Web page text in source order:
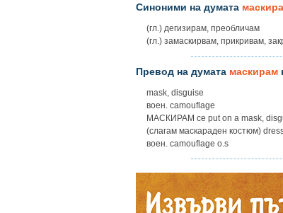
Синоними на думата
(гл.) дегизирам, преобличам
(гл.) замаскирвам, прикривам,
Превод на думата маскирам
mask, disguise
воен. camouflage
МАСКИРАМ ce put on a mask,
(слагам маскараден костюм)
воен. camouflage o.s